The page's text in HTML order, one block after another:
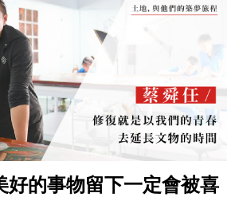
好的事物留下一定會被喜